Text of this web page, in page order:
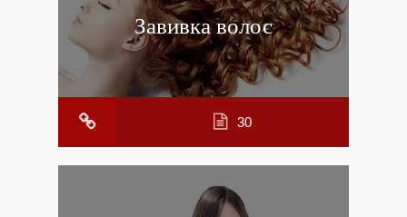
Завивка волос
30